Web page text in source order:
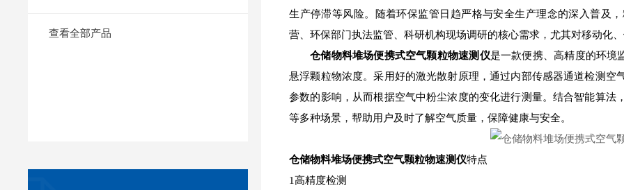
查看全部产品
生产停滞等风险。随着环保监管日趋严格与安全生产理念的深入普及
营、环保部门执法监管、科研机构现场调研的核心需求，尤其对移动化
仓储物料堆场便携式空气颗粒物速测仪是一款便携、高精度的环境
悬浮颗粒物浓度。采用好的激光散射原理，通过内部传感器通道检测
参数的影响，从而根据空气中粉尘浓度的变化进行测量。结合智能算
等多种场景，帮助用户及时了解空气质量，保障健康与安全。
仓储物料堆场便携式空气颗粒物速测仪特点
1高精度检测